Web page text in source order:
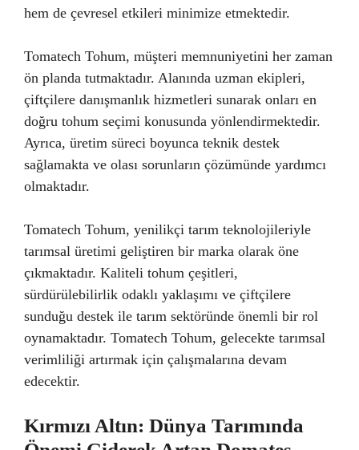
hem de çevresel etkileri minimize etmektedir.
Tomatech Tohum, müşteri memnuniyetini her zaman
ön planda tutmaktadır. Alanında uzman ekipleri,
çiftçilere danışmanlık hizmetleri sunarak onları en
doğru tohum seçimi konusunda yönlendirmektedir.
Ayrıca, üretim süreci boyunca teknik destek
sağlamakta ve olası sorunların çözümünde yardımcı
olmaktadır.
Tomatech Tohum, yenilikçi tarım teknolojileriyle
tarımsal üretimi geliştiren bir marka olarak öne
çıkmaktadır. Kaliteli tohum çeşitleri,
sürdürülebilirlik odaklı yaklaşımı ve çiftçilere
sunduğu destek ile tarım sektöründe önemli bir rol
oynamaktadır. Tomatech Tohum, gelecekte tarımsal
verimliliği artırmak için çalışmalarına devam
edecektir.
Kırmızı Altın: Dünya Tarımında